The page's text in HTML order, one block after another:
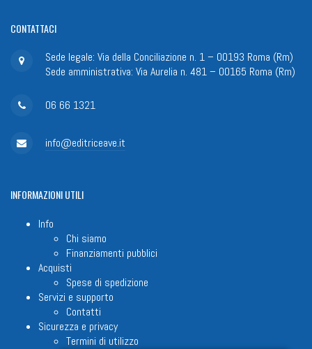
CONTATTACI
Sede legale: Via della Conciliazione n. 1 – 00193 Roma (Rm)
Sede amministrativa: Via Aurelia n. 481 – 00165 Roma (Rm)
06 66 1321
info@editriceave.it
INFORMAZIONIUTILI
Info
Chi siamo
Finanziamenti pubblici
Acquisti
Spese di spedizione
Servizi e supporto
Contatti
Sicurezza e privacy
Termini di utilizzo